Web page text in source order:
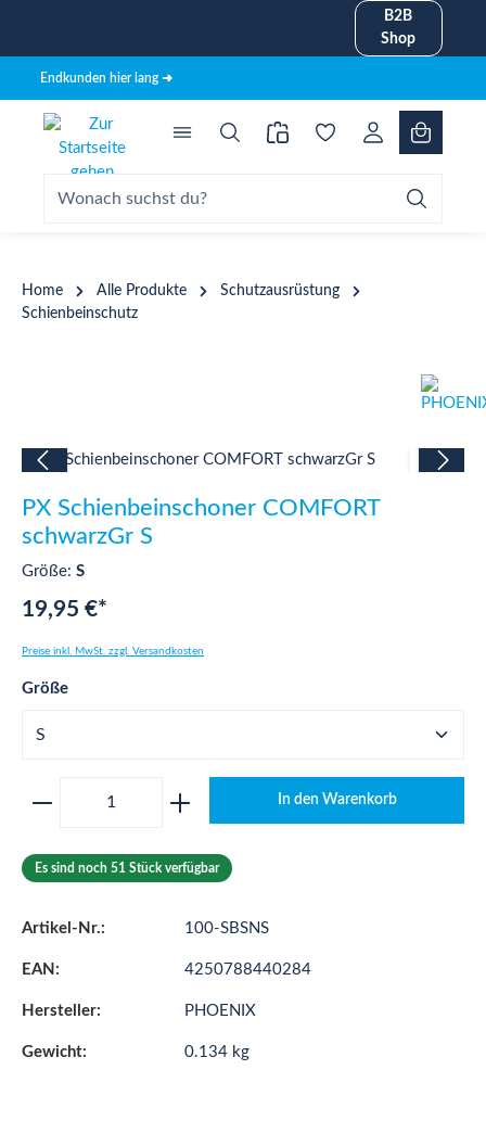
B2B
Shop
Endkunden hier lang ➜
Home Alle Produkte
Schutzausrüstung
Schienbeinschutz
Bildergalerie überspringen
PX Schienbeinschoner COMFORT
schwarzGr S
Größe: S
19,95 €*
Preise inkl. MwSt. zzgl. Versandkosten
Größeauswählen
Produkt Anzahl: Gib den gewünschten
In den Warenkorb
Es sind noch 51 Stück verfügbar
Artikel-Nr.: 100-SBSNS
EAN: 4250788440284
Hersteller: PHOENIX
Gewicht: 0.134 kg